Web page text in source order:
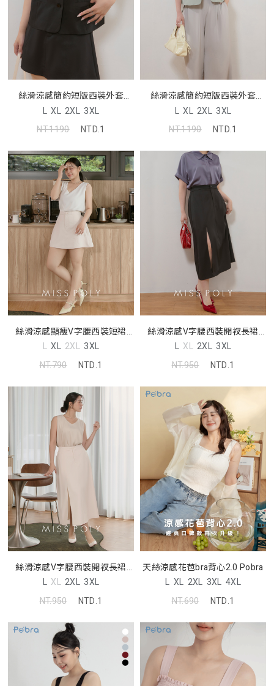
絲滑涼感簡約短版西裝外套
MISS
L XL 2XL 3XL
NT.1190
NTD.1
絲滑涼感簡約短版西裝外套
MISS
L XL 2XL 3XL
NT.1190
NTD.1
絲滑涼感顯瘦V字腰西裝短裙
MISS
L XL 2XL 3XL
NT.790
NTD.1
絲滑涼感V字腰西裝開衩長裙
MISS
L XL 2XL 3XL
NT.950
NTD.1
絲滑涼感V字腰西裝開衩長裙
MISS
L XL 2XL 3XL
NT.950
NTD.1
天絲涼感花苞bra背心2.0 Pobra
L XL 2XL 3XL 4XL
NT.690
NTD.1